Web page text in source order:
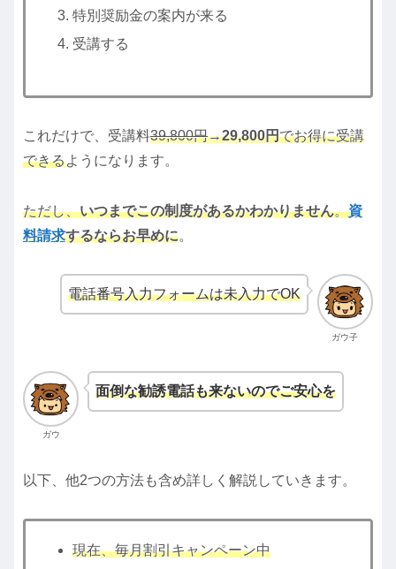
特別奨励金の案内が来る
受講する
これだけで、受講料39,800円→29,800円でお得に受講
できるようになります。
ただし、いつまでこの制度があるかわかりません。資
料請求するならお早めに。
ガウ子
電話番号入力フォームは未入力でOK
ガウ
面倒な勧誘電話も来ないのでご安心を
以下、他2つの方法も含め詳しく解説していきます。
現在、毎月割引キャンペーン中